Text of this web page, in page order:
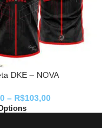
DKE – NOVA
– R$103,00